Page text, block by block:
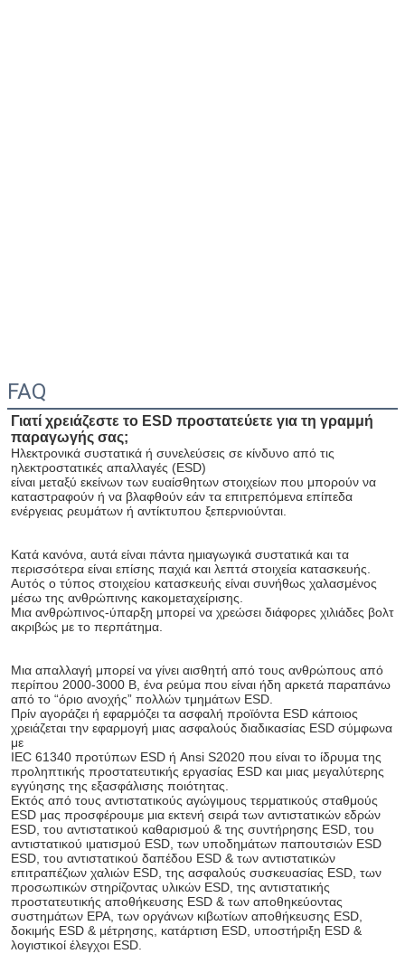
We bellen je snel
FAQ
Γιατί χρειάζεστε το ESD προστατεύετε για τη γραμμή
παραγωγής σας;
Ηλεκτρονικά συστατικά ή συνελεύσεις σε κίνδυνο από τις
ηλεκτροστατικές απαλλαγές (ESD)
είναι μεταξύ εκείνων των ευαίσθητων στοιχείων που μπορούν να
καταστραφούν ή να βλαφθούν εάν τα επιτρεπόμενα επίπεδα
ενέργειας ρευμάτων ή αντίκτυπου ξεπερνιούνται.
Κατά κανόνα, αυτά είναι πάντα ημιαγωγικά συστατικά και τα
περισσότερα είναι επίσης παχιά και λεπτά στοιχεία κατασκευής.
Αυτός ο τύπος στοιχείου κατασκευής είναι συνήθως χαλασμένος
μέσω της ανθρώπινης κακομεταχείρισης.
Μια ανθρώπινος-ύπαρξη μπορεί να χρεώσει διάφορες χιλιάδες βολτ
ακριβώς με το περπάτημα.
Μια απαλλαγή μπορεί να γίνει αισθητή από τους ανθρώπους από
περίπου 2000-3000 Β, ένα ρεύμα που είναι ήδη αρκετά παραπάνω
από το “όριο ανοχής” πολλών τμημάτων ESD.
Πρίν αγοράζει ή εφαρμόζει τα ασφαλή προϊόντα ESD κάποιος
χρειάζεται την εφαρμογή μιας ασφαλούς διαδικασίας ESD σύμφωνα
με
IEC 61340 προτύπων ESD ή Ansi S2020 που είναι το ίδρυμα της
προληπτικής προστατευτικής εργασίας ESD και μιας μεγαλύτερης
εγγύησης της εξασφάλισης ποιότητας.
Εκτός από τους αντιστατικούς αγώγιμους τερματικούς σταθμούς
ESD μας προσφέρουμε μια εκτενή σειρά των αντιστατικών εδρών
ESD, του αντιστατικού καθαρισμού & της συντήρησης ESD, του
αντιστατικού ιματισμού ESD, των υποδημάτων παπουτσιών ESD
ESD, του αντιστατικού δαπέδου ESD & των αντιστατικών
επιτραπέζιων χαλιών ESD, της ασφαλούς συσκευασίας ESD, των
προσωπικών στηρίζοντας υλικών ESD, της αντιστατικής
προστατευτικής αποθήκευσης ESD & των αποθηκεύοντας
συστημάτων EPA, των οργάνων κιβωτίων αποθήκευσης ESD,
δοκιμής ESD & μέτρησης, κατάρτιση ESD, υποστήριξη ESD &
λογιστικοί έλεγχοι ESD.